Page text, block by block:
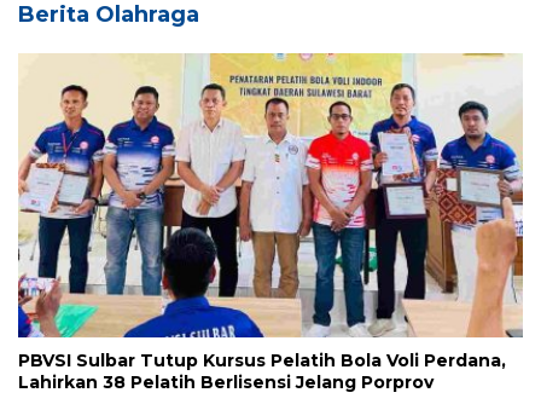
Berita Olahraga
PBVSI Sulbar Tutup Kursus Pelatih Bola Voli Perdana,
Lahirkan 38 Pelatih Berlisensi Jelang Porprov